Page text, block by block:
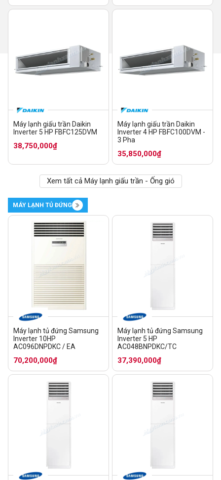
Máy lạnh giấu trần Daikin
Inverter 5 HP FBFC125DVM
38,750,000₫
Máy lạnh giấu trần Daikin
Inverter 4 HP FBFC100DVM -
3 Pha
35,850,000₫
Xem tất cả Máy lạnh giấu trần - Ống gió
MÁY LẠNH TỦ ĐỨNG
Máy lạnh tủ đứng Samsung
Inverter 10HP
AC096DNPDKC / EA
70,200,000₫
Máy lạnh tủ đứng Samsung
Inverter 5 HP
AC048BNPDKC/TC
37,390,000₫